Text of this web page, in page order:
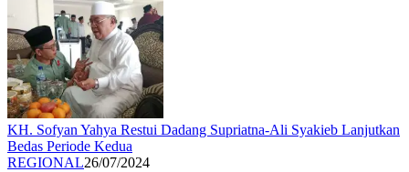
KH. Sofyan Yahya Restui Dadang Supriatna-Ali Syakieb Lanjutkan
Bedas Periode Kedua
REGIONAL26/07/2024